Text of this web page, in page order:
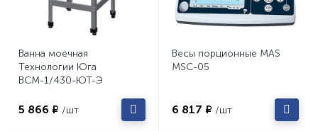
Ванна моечная
Технологии Юга
ВСМ-1/430-ЮТ-Э
5 866 ₽ /шт
Весы порционные MAS
MSC-05
6 817 ₽ /шт